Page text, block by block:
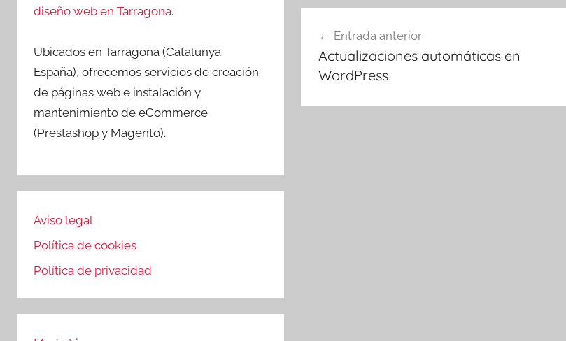
de
entradas
Entrada anterior
Actualizaciones automáticas en
WordPress
diseño web en Tarragona.
Ubicados en Tarragona (Catalunya
España), ofrecemos servicios de creación
de páginas web e instalación y
mantenimiento de eCommerce
(Prestashop y Magento).
Aviso legal
Política de cookies
Política de privacidad